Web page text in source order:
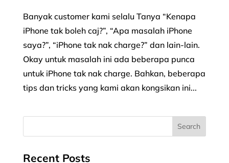
Banyak customer kami selalu Tanya “Kenapa
iPhone tak boleh caj?”, “Apa masalah iPhone
saya?”, “iPhone tak nak charge?” dan lain-lain.
Okay untuk masalah ini ada beberapa punca
untuk iPhone tak nak charge. Bahkan, beberapa
tips dan tricks yang kami akan kongsikan ini...
Recent Posts